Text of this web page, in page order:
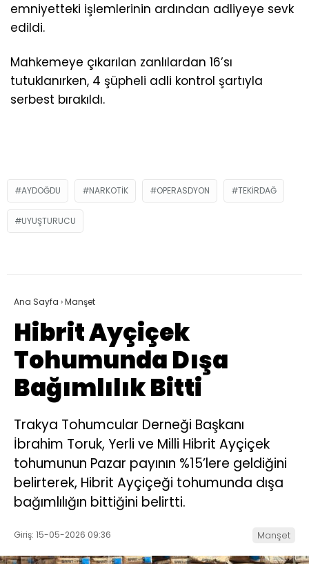
emniyetteki işlemlerinin ardından adliyeye sevk
edildi.
Mahkemeye çıkarılan zanlılardan 16’sı
tutuklanırken, 4 şüpheli adli kontrol şartıyla
serbest bırakıldı.
AYDOĞDU NARKOTIK OPERASDYON TEKIRDAĞ
UYUŞTURUCU
Ana Sayfa ›Manşet
Hibrit Ayçiçek
Tohumunda Dışa
Bağımlılık Bitti
Trakya Tohumcular Derneği Başkanı
İbrahim Toruk, Yerli ve Milli Hibrit Ayçiçek
tohumunun Pazar payının %15’lere geldiğini
belirterek, Hibrit Ayçiçeği tohumunda dışa
bağımlılığın bittiğini belirtti.
Giriş: 15-05-2026 09:36 Manşet